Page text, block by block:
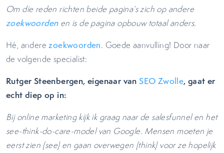
Om die reden richten beide pagina’s zich op andere
zoekwoordenen is de pagina opbouw totaal anders.
Hé, anderezoekwoorden. Goede aanvulling! Door naar
de volgende specialist:
Rutger Steenbergen, eigenaar vanSEO Zwolle, gaat er
echt diep op in:
Bij online marketing kijk ik graag naar de salesfunnel en het
see-think-do-care-model van Google. Mensen moeten je
eerst zien (see) en gaan overwegen (think) voor ze hopelijk